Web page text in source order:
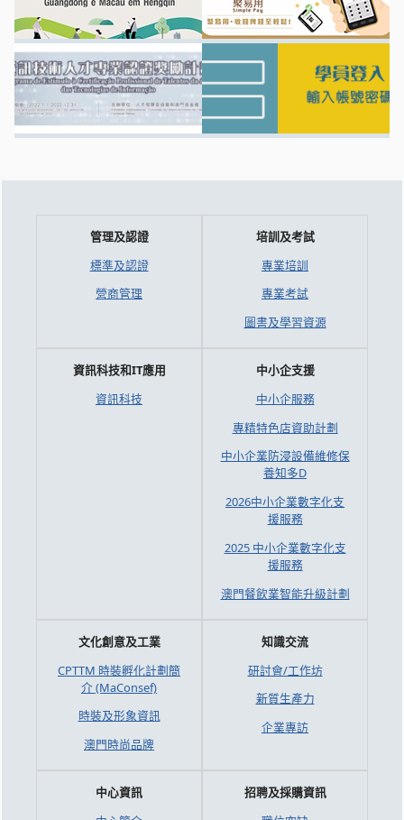
管理及認證
標準及認證
營商管理
培訓及考試
專業培訓
專業考試
圖書及學習資源
資訊科技和IT應用
資訊科技
中小企支援
中小企服務
專精特色店資助計劃
中小企業防浸設備維修保
養知多D
2026中小企業數字化支
援服務
2025 中小企業數字化支
援服務
澳門餐飲業智能升級計劃
文化創意及工業
CPTTM 時裝孵化計劃簡
介 (MaConsef)
時裝及形象資訊
澳門時尚品牌
知識交流
研討會/工作坊
新質生產力
企業專訪
中心資訊
招聘及採購資訊